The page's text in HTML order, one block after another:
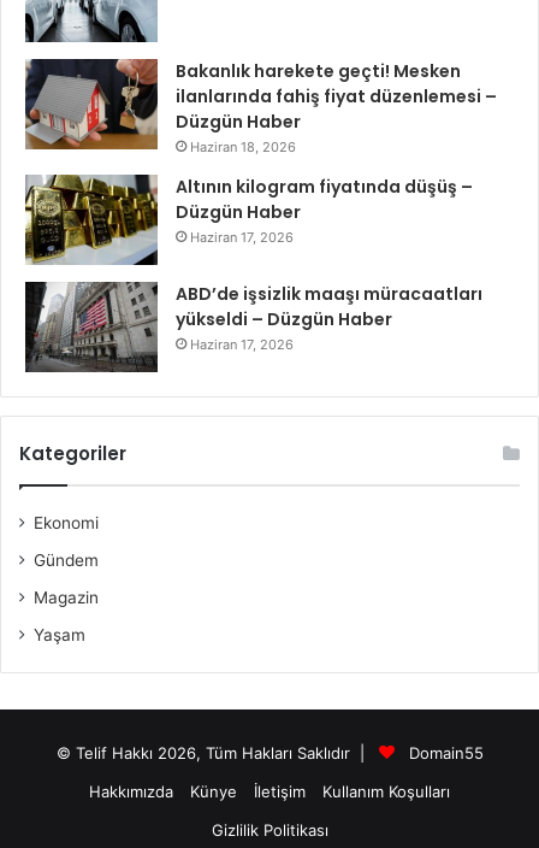
Bakanlık harekete geçti! Mesken
ilanlarında fahiş fiyat düzenlemesi –
Düzgün Haber
Haziran 18, 2026
Altının kilogram fiyatında düşüş –
Düzgün Haber
Haziran 17, 2026
ABD’de işsizlik maaşı müracaatları
yükseldi – Düzgün Haber
Haziran 17, 2026
Kategoriler
Ekonomi
Gündem
Magazin
Yaşam
© Telif Hakkı 2026, Tüm Hakları Saklıdır |
Domain55
Hakkımızda
Künye İletişim
Kullanım Koşulları
Gizlilik Politikası